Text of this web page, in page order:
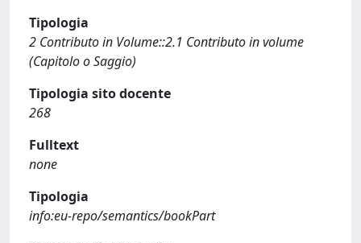
Tipologia
2 Contributo in Volume::2.1 Contributo in volume
(Capitolo o Saggio)
Tipologia sito docente
268
Fulltext
none
Tipologia
info:eu-repo/semantics/bookPart